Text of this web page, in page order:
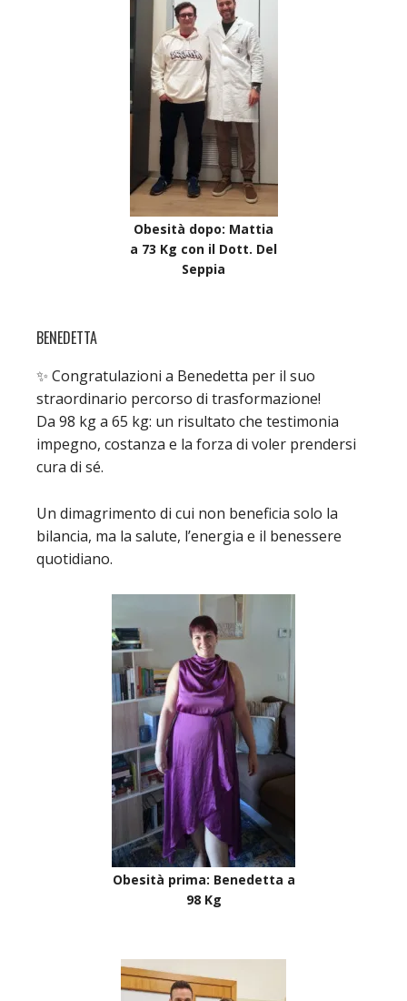
Obesità dopo: Mattia
a 73 Kg con il Dott. Del
Seppia
BENEDETTA
✨ Congratulazioni a Benedetta per il suo
straordinario percorso di trasformazione!
Da 98 kg a 65 kg: un risultato che testimonia
impegno, costanza e la forza di voler prendersi
cura di sé.
Un dimagrimento di cui non beneficia solo la
bilancia, ma la salute, l’energia e il benessere
quotidiano.
Obesità prima: Benedetta a
98 Kg